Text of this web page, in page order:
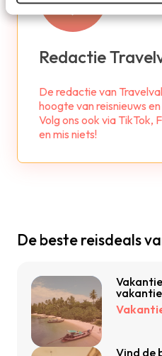
Redactie
De redactie van
hoogte van reisnieuws
Volg ons ook via TikTok,
en mis niets!
De beste reisdeals
Vind de